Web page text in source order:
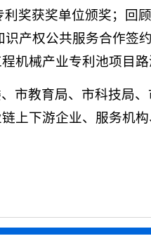
奖获奖单位颁奖；回
产权公共服务合作签
机械产业专利池项目路
市教育局、市科技局
上下游企业、服务机